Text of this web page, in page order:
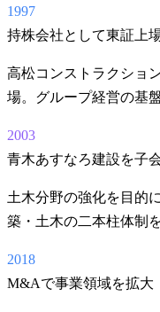
1997
持株会社として東証上
高松コンストラクショ
場。グループ経営の基
2003
青木あすなろ建設を子
土木分野の強化を目的
築・土木の二本柱体制
2018
M&Aで事業領域を拡大